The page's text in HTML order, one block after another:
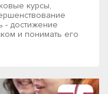
курсы,
- достижение
и понимать его